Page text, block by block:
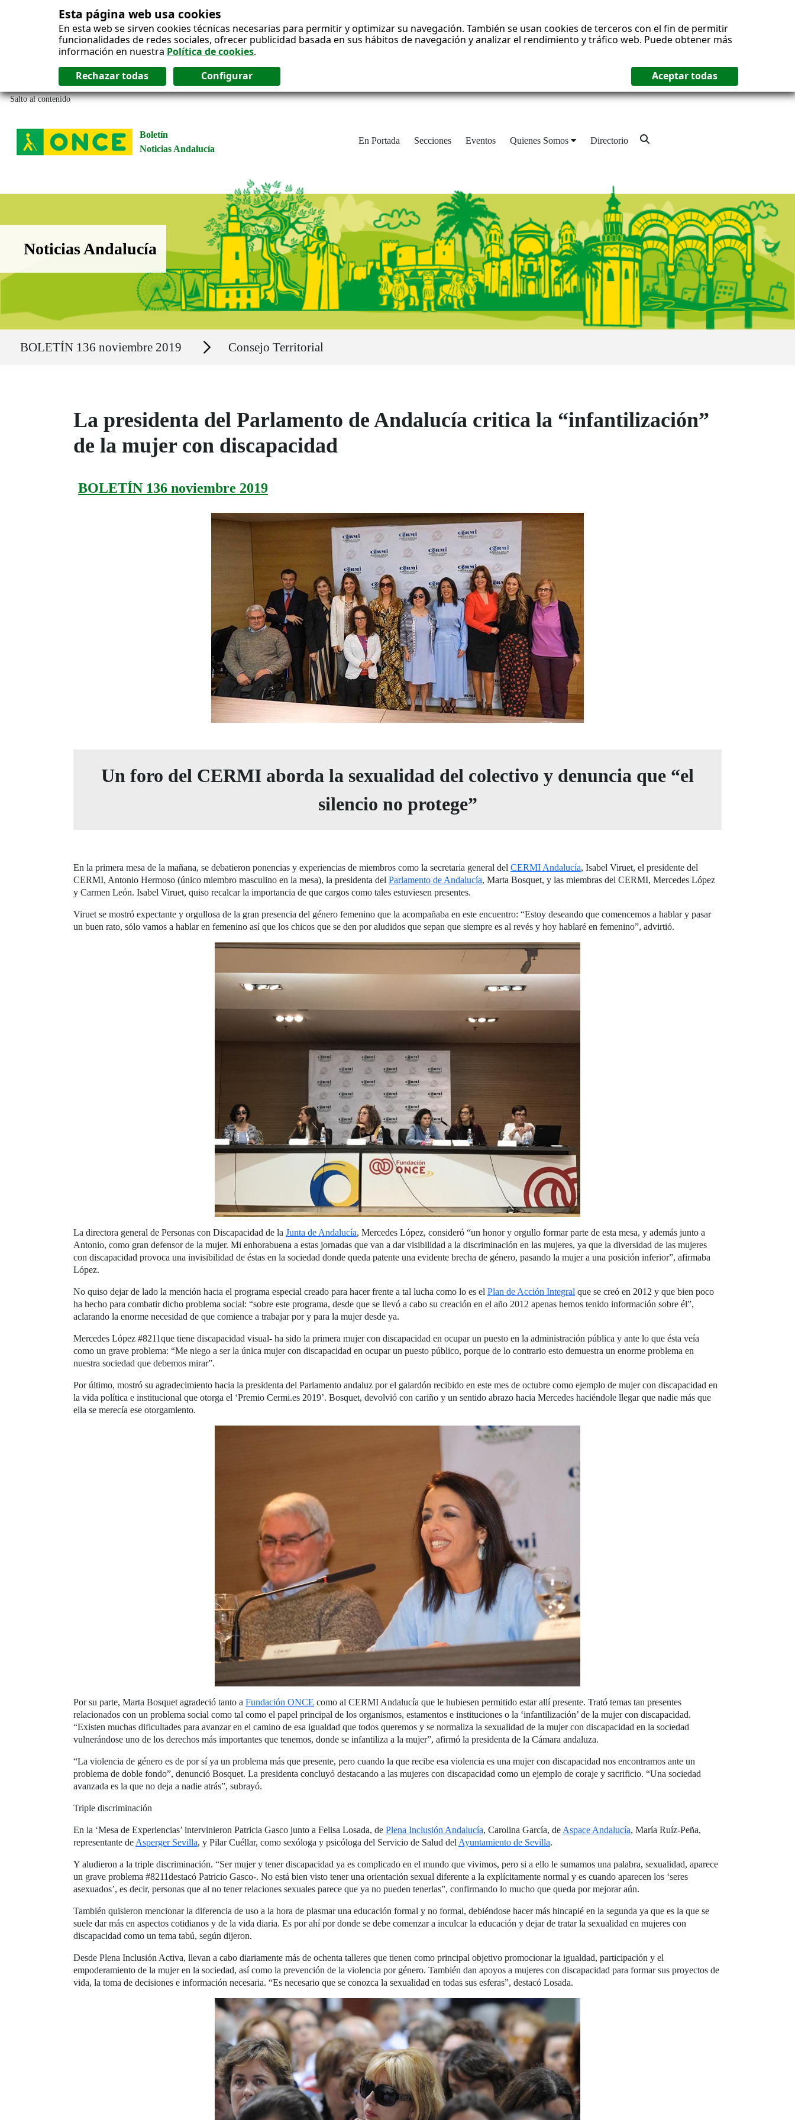
Esta página web usa cookies
En esta web se sirven cookies técnicas necesarias para permitir y optimizar su navegación. También se usan cookies de terceros con el fin de permitir
funcionalidades de redes sociales, ofrecer publicidad basada en sus hábitos de navegación y analizar el rendimiento y tráfico web. Puede obtener más
información en nuestra Política de cookies.
Salto al contenido
Boletín
Noticias Andalucía
En Portada Secciones Eventos Quienes Somos Directorio
Boletín Noticias Andalucía
Noticias Andalucía
BOLETÍN 136 noviembre 2019 Secciones Consejo Territorial
La presidenta del Parlamento de Andalucía critica la “infantilización”
de la mujer con discapacidad
BOLETÍN 136 noviembre 2019
Un foro del CERMI aborda la sexualidad del colectivo y denuncia que “el
silencio no protege”
En la primera mesa de la mañana, se debatieron ponencias y experiencias de miembros como la secretaria general del CERMI Andalucía, Isabel Viruet, el presidente del
CERMI, Antonio Hermoso (único miembro masculino en la mesa), la presidenta del Parlamento de Andalucía, Marta Bosquet, y las miembras del CERMI, Mercedes López
y Carmen León. Isabel Viruet, quiso recalcar la importancia de que cargos como tales estuviesen presentes.
Viruet se mostró expectante y orgullosa de la gran presencia del género femenino que la acompañaba en este encuentro: “Estoy deseando que comencemos a hablar y pasar
un buen rato, sólo vamos a hablar en femenino así que los chicos que se den por aludidos que sepan que siempre es al revés y hoy hablaré en femenino”, advirtió.
La directora general de Personas con Discapacidad de la Junta de Andalucía, Mercedes López, consideró “un honor y orgullo formar parte de esta mesa, y además junto a
Antonio, como gran defensor de la mujer. Mi enhorabuena a estas jornadas que van a dar visibilidad a la discriminación en las mujeres, ya que la diversidad de las mujeres
con discapacidad provoca una invisibilidad de éstas en la sociedad donde queda patente una evidente brecha de género, pasando la mujer a una posición inferior”, afirmaba
López.
No quiso dejar de lado la mención hacia el programa especial creado para hacer frente a tal lucha como lo es el Plan de Acción Integral que se creó en 2012 y que bien poco
ha hecho para combatir dicho problema social: “sobre este programa, desde que se llevó a cabo su creación en el año 2012 apenas hemos tenido información sobre él”,
aclarando la enorme necesidad de que comience a trabajar por y para la mujer desde ya.
Mercedes López #8211que tiene discapacidad visual- ha sido la primera mujer con discapacidad en ocupar un puesto en la administración pública y ante lo que ésta veía
como un grave problema: “Me niego a ser la única mujer con discapacidad en ocupar un puesto público, porque de lo contrario esto demuestra un enorme problema en
nuestra sociedad que debemos mirar”.
Por último, mostró su agradecimiento hacia la presidenta del Parlamento andaluz por el galardón recibido en este mes de octubre como ejemplo de mujer con discapacidad en
la vida política e institucional que otorga el ‘Premio Cermi.es 2019’. Bosquet, devolvió con cariño y un sentido abrazo hacia Mercedes haciéndole llegar que nadie más que
ella se merecía ese otorgamiento.
Por su parte, Marta Bosquet agradeció tanto a Fundación ONCE como al CERMI Andalucía que le hubiesen permitido estar allí presente. Trató temas tan presentes
relacionados con un problema social como tal como el papel principal de los organismos, estamentos e instituciones o la ‘infantilización’ de la mujer con discapacidad.
“Existen muchas dificultades para avanzar en el camino de esa igualdad que todos queremos y se normaliza la sexualidad de la mujer con discapacidad en la sociedad
vulnerándose uno de los derechos más importantes que tenemos, donde se infantiliza a la mujer”, afirmó la presidenta de la Cámara andaluza.
“La violencia de género es de por sí ya un problema más que presente, pero cuando la que recibe esa violencia es una mujer con discapacidad nos encontramos ante un
problema de doble fondo”, denunció Bosquet. La presidenta concluyó destacando a las mujeres con discapacidad como un ejemplo de coraje y sacrificio. “Una sociedad
avanzada es la que no deja a nadie atrás”, subrayó.
Triple discriminación
En la ‘Mesa de Experiencias’ intervinieron Patricia Gasco junto a Felisa Losada, de Plena Inclusión Andalucía, Carolina García, de Aspace Andalucía, María Ruíz-Peña,
representante de Asperger Sevilla, y Pilar Cuéllar, como sexóloga y psicóloga del Servicio de Salud del Ayuntamiento de Sevilla.
Y aludieron a la triple discriminación. “Ser mujer y tener discapacidad ya es complicado en el mundo que vivimos, pero si a ello le sumamos una palabra, sexualidad, aparece
un grave problema #8211destacó Patricio Gasco-. No está bien visto tener una orientación sexual diferente a la explícitamente normal y es cuando aparecen los ‘seres
asexuados’, es decir, personas que al no tener relaciones sexuales parece que ya no pueden tenerlas”, confirmando lo mucho que queda por mejorar aún.
También quisieron mencionar la diferencia de uso a la hora de plasmar una educación formal y no formal, debiéndose hacer más hincapié en la segunda ya que es la que se
suele dar más en aspectos cotidianos y de la vida diaria. Es por ahí por donde se debe comenzar a inculcar la educación y dejar de tratar la sexualidad en mujeres con
discapacidad como un tema tabú, según dijeron.
Desde Plena Inclusión Activa, llevan a cabo diariamente más de ochenta talleres que tienen como principal objetivo promocionar la igualdad, participación y el
empoderamiento de la mujer en la sociedad, así como la prevención de la violencia por género. También dan apoyos a mujeres con discapacidad para formar sus proyectos de
vida, la toma de decisiones e información necesaria. “Es necesario que se conozca la sexualidad en todas sus esferas”, destacó Losada.